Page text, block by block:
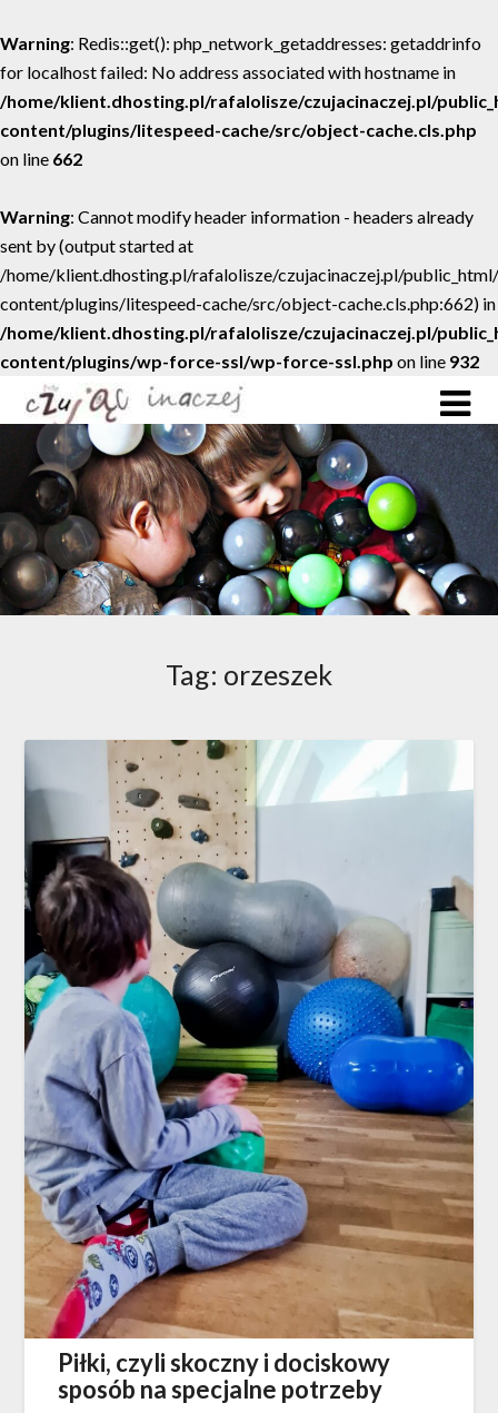
Warning: Redis::get(): php_network_getaddresses: getaddrinfo
for localhost failed: No address associated with hostname in
/home/klient.dhosting.pl/rafalolisze/czujacinaczej.pl/
content/plugins/litespeed-cache/src/object-cache.cls.php
on line 662
Warning: Cannot modify header information - headers already
sent by (output started at
/home/klient.dhosting.pl/rafalolisze/czujacinaczej.pl/
content/plugins/litespeed-cache/src/object-cache.cls.php:662) in
/home/klient.dhosting.pl/rafalolisze/czujacinaczej.pl/
content/plugins/wp-force-ssl/wp-force-ssl.php on line 932
Tag: orzeszek
Piłki, czyli skoczny i dociskowy
sposób na specjalne potrzeby